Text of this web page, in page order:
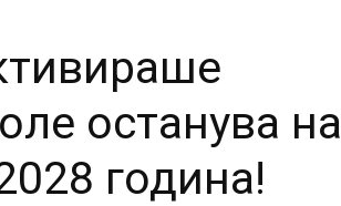
останува на
година!